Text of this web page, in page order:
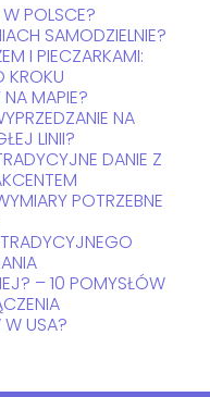
POLSCE?
SAMODZIELNIE?
I PIECZARKAMI:
KROKU
MAPIE?
NA
LINII?
DANIE Z
POTRZEBNE
TRADYCYJNEGO
– 10 POMYSŁÓW
W USA?